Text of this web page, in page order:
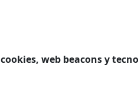
cookies, web beacons y